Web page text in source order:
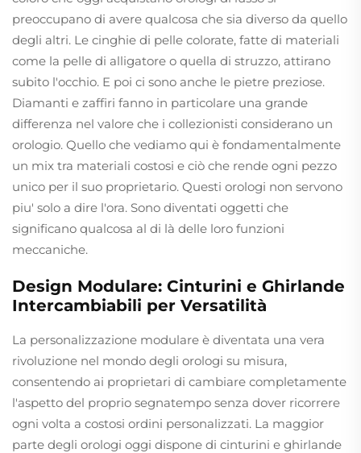
preoccupano di avere qualcosa che sia diverso da quello
degli altri. Le cinghie di pelle colorate, fatte di materiali
come la pelle di alligatore o quella di struzzo, attirano
subito l'occhio. E poi ci sono anche le pietre preziose.
Diamanti e zaffiri fanno in particolare una grande
differenza nel valore che i collezionisti considerano un
orologio. Quello che vediamo qui è fondamentalmente
un mix tra materiali costosi e ciò che rende ogni pezzo
unico per il suo proprietario. Questi orologi non servono
piu' solo a dire l'ora. Sono diventati oggetti che
significano qualcosa al di là delle loro funzioni
meccaniche.
Design Modulare: Cinturini e Ghirlande
Intercambiabili per Versatilità
La personalizzazione modulare è diventata una vera
rivoluzione nel mondo degli orologi su misura,
consentendo ai proprietari di cambiare completamente
l'aspetto del proprio segnatempo senza dover ricorrere
ogni volta a costosi ordini personalizzati. La maggior
parte degli orologi oggi dispone di cinturini e ghirlande